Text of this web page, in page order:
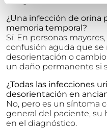
¿Una infección de orina
memoria temporal?
Sí. En personas
confusión aguda que
desorientación o
un daño permanente si
¿Todas las infecciones
desorientación en
No, pero es un síntoma
general del paciente, su
en el diagnóstico.